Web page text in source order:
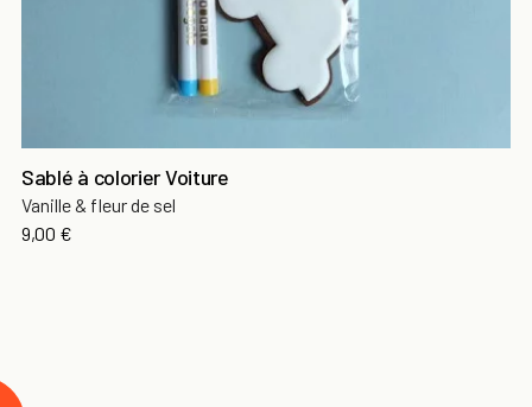
Sablé à colorier Voiture
Vanille & fleur de sel
9,00 €